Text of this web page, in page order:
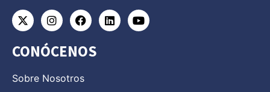
CONÓCENOS
Sobre Nosotros